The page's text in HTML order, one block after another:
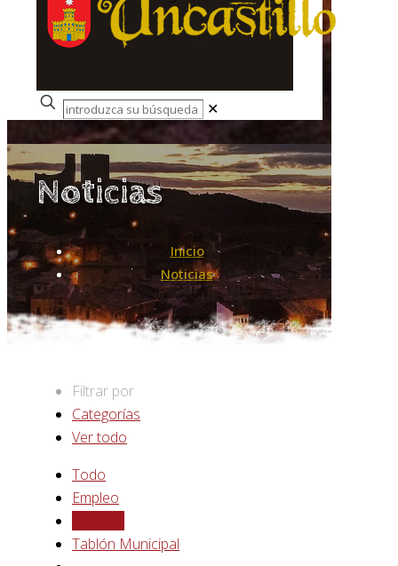
✕
Noticias
Inicio
Noticias
Filtrar por
Categorías
Ver todo
Todo
Empleo
Tablón Municipal